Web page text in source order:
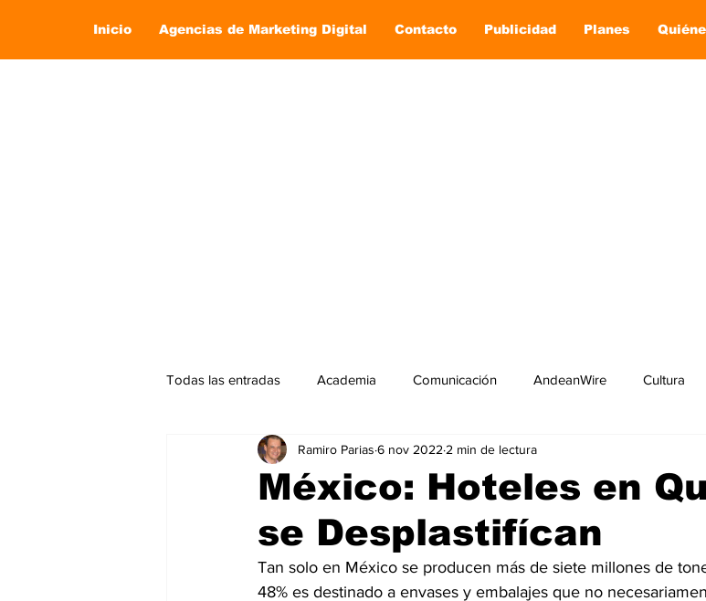
Inicio Agencias de Marketing Digital Contacto Publicidad Planes
Todas las entradas Academia Comunicación AndeanWire Cultura
Marketing Marketing Digital Negocios Películas
Social Media Marketing Turismo On line Tecnología
México: Hoteles en
se Desplastifícan
Ramiro Parias 6 nov 2022 2 min de lectura
Tan solo en México se producen más de siete millones de
48% es destinado a envases y embalajes que no